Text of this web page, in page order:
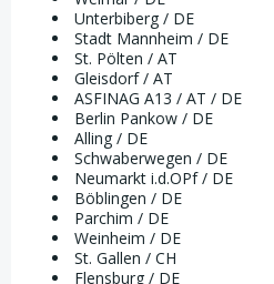
Unterbiberg / DE
Stadt Mannheim / DE
St. Pölten / AT
Gleisdorf / AT
ASFINAG A13 / AT / DE
Berlin Pankow / DE
Alling / DE
Schwaberwegen / DE
Neumarkt i.d.OPf / DE
Böblingen / DE
Parchim / DE
Weinheim / DE
St. Gallen / CH
Flensburg / DE